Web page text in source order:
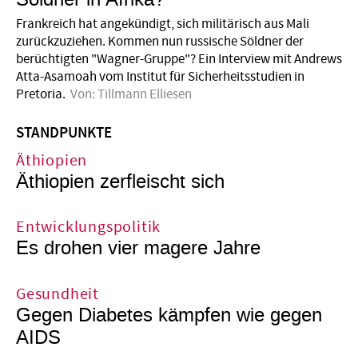
Frankreich hat angekündigt, sich militärisch aus Mali
zurückzuziehen. Kommen nun russische Söldner der
berüchtigten "Wagner-Gruppe"? Ein Interview mit Andrews
Atta-Asamoah vom Institut für Sicherheitsstudien in
Pretoria. Von:Tillmann Elliesen
STANDPUNKTE
Äthiopien
Äthiopien zerfleischt sich
Entwicklungspolitik
Es drohen vier magere Jahre
Gesundheit
Gegen Diabetes kämpfen wie gegen
AIDS